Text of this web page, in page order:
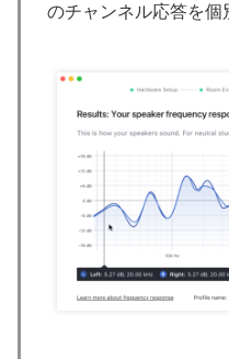
のチャンネル応答を個